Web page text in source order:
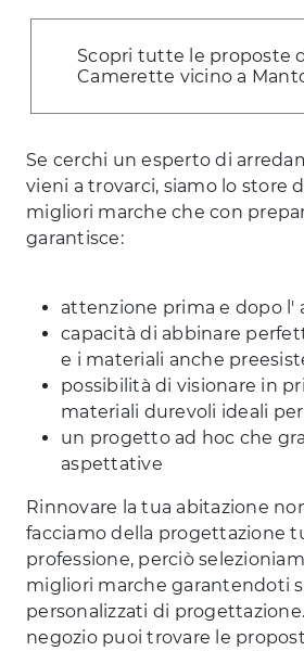
Scopri tutte le proposte
Camerette vicino a
Se cerchi un esperto di
vieni a trovarci, siamo lo store
migliori marche che con
garantisce:
attenzione prima e dopo l'
capacità di abbinare
e i materiali anche
possibilità di visionare in
materiali durevoli ideali
un progetto ad hoc che
aspettative
Rinnovare la tua abitazione
facciamo della progettazione
professione, perciò
migliori marche garantendoti
personalizzati di
negozio puoi trovare le